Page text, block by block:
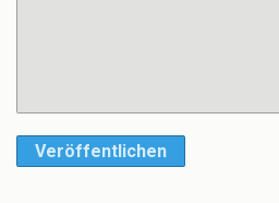
Veröffentlichen